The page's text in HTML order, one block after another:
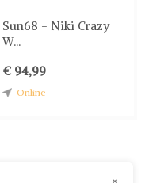
Sun68 - Niki Crazy
W...
€ 94,99
Online